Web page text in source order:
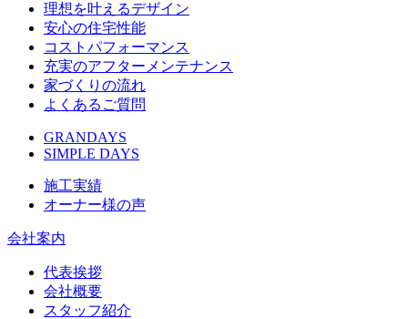
理想を叶えるデザイン
安心の住宅性能
コストパフォーマンス
充実のアフターメンテナンス
家づくりの流れ
よくあるご質問
GRANDAYS
SIMPLE DAYS
施工実績
オーナー様の声
会社案内
代表挨拶
会社概要
スタッフ紹介